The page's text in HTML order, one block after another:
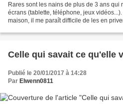
Rares sont les nains de plus de 3 ans qui
écrans (tablette, téléphone, jeux
maison, il me paraît difficile de les en
Celle qui savait ce qu'elle
Publié le 20/01/2017 à 14:28
Par Elwenn0811